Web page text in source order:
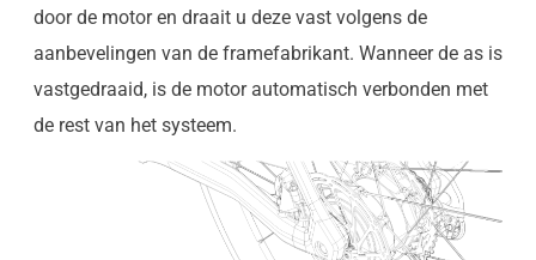
door de motor en draait u deze vast volgens de
aanbevelingen van de framefabrikant. Wanneer de as is
vastgedraaid, is de motor automatisch verbonden met
de rest van het systeem.